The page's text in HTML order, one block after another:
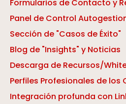
Formularios de Contacto y
Panel de Control
Sección de "Casos de Éxito"
Blog de "Insights" y Noticias
Descarga de Recursos/
Perfiles Profesionales de los
Integración profunda con